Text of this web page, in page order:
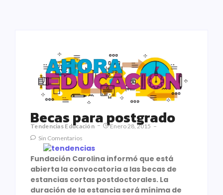
Becas para postgrado
Tendencias Educación
Enero 28, 2015
Sin Comentarios
Fundación Carolina informó que está
abierta la convocatoria a las becas de
estancias cortas postdoctorales. La
duración de la estancia será mínima de